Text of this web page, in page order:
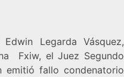
Legarda Vásquez,
Fxiw, el Juez Segundo
emitió fallo condenatorio